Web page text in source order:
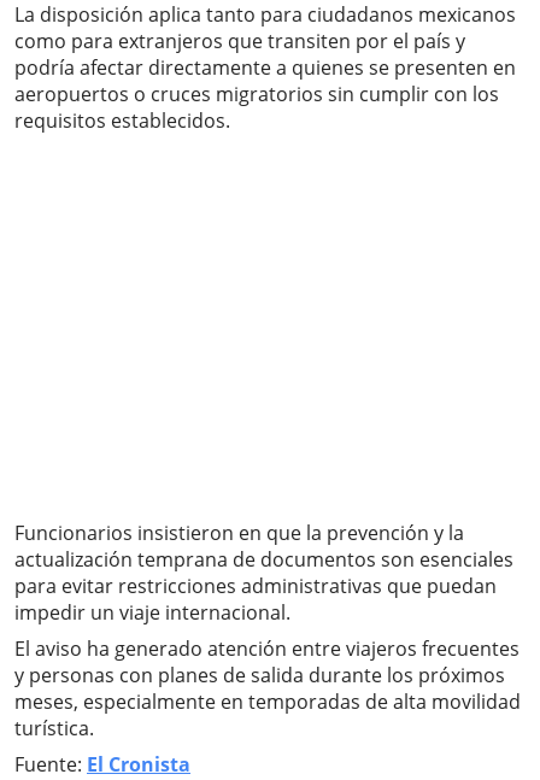
La disposición aplica tanto para ciudadanos mexicanos
como para extranjeros que transiten por el país y
podría afectar directamente a quienes se presenten en
aeropuertos o cruces migratorios sin cumplir con los
requisitos establecidos.
Funcionarios insistieron en que la prevención y la
actualización temprana de documentos son esenciales
para evitar restricciones administrativas que puedan
impedir un viaje internacional.
El aviso ha generado atención entre viajeros frecuentes
y personas con planes de salida durante los próximos
meses, especialmente en temporadas de alta movilidad
turística.
Fuente: El Cronista